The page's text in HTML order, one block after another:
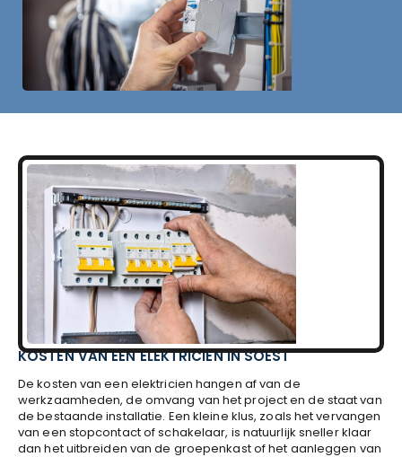
KOSTEN VAN EEN ELEKTRICIEN IN SOEST
De kosten van een elektricien hangen af van de
werkzaamheden, de omvang van het project en de staat van
de bestaande installatie. Een kleine klus, zoals het vervangen
van een stopcontact of schakelaar, is natuurlijk sneller klaar
dan het uitbreiden van de groepenkast of het aanleggen van